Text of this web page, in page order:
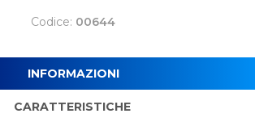
Codice: 00644
INFORMAZIONI
CARATTERISTICHE